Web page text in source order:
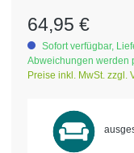
Regulärer Preis:
64,95 €
Sofort verfügbar,
Abweichungen werden
Preise inkl. MwSt. zzgl.